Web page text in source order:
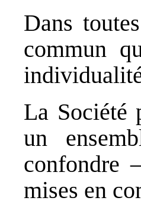
Dans
commun
La Société
un
confondre
mises en